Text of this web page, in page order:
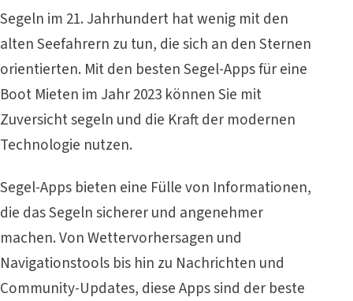
Segeln im 21. Jahrhundert hat wenig mit den
alten Seefahrern zu tun, die sich an den Sternen
orientierten. Mit den besten Segel-Apps für eine
Boot Mieten im Jahr 2023 können Sie mit
Zuversicht segeln und die Kraft der modernen
Technologie nutzen.
Segel-Apps bieten eine Fülle von Informationen,
die das Segeln sicherer und angenehmer
machen. Von Wettervorhersagen und
Navigationstools bis hin zu Nachrichten und
Community-Updates, diese Apps sind der beste